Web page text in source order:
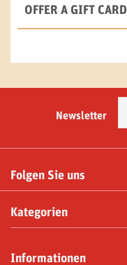
OFFER A GIFT CARD
Newsletter
Folgen Sie uns
Kategorien
Kaffee
Informationen